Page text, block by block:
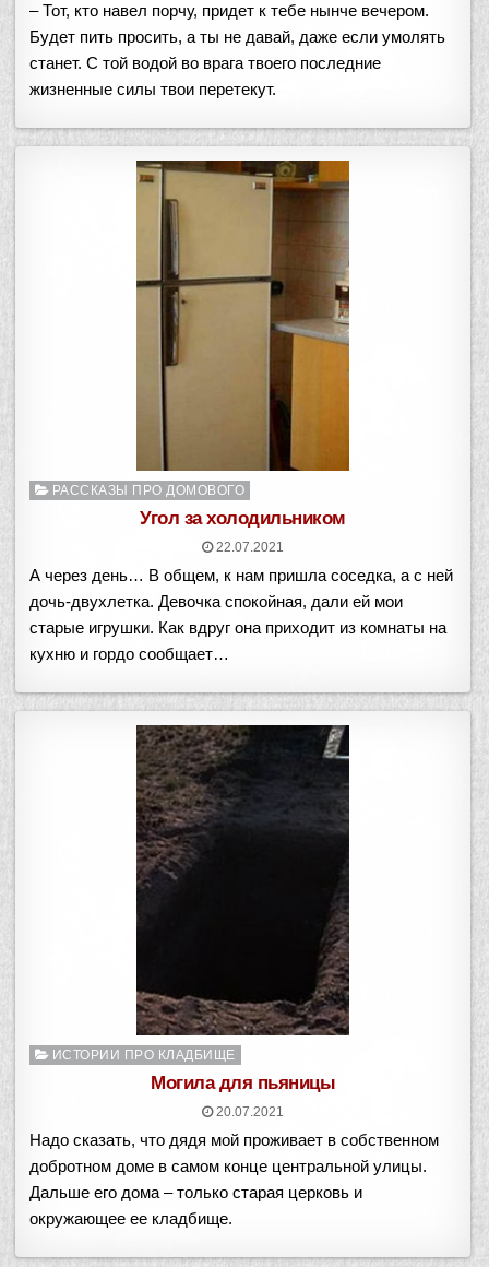
– Тот, кто навел порчу, придет к тебе нынче вечером.
Будет пить просить, а ты не давай, даже если умолять
станет. С той водой во врага твоего последние
жизненные силы твои перетекут.
Опубликовано
РАССКАЗЫ ПРО ДОМОВОГО
Угол за холодильником
22.07.2021
А через день… В общем, к нам пришла соседка, а с ней
дочь-двухлетка. Девочка спокойная, дали ей мои
старые игрушки. Как вдруг она приходит из комнаты на
кухню и гордо сообщает…
Опубликовано
ИСТОРИИ ПРО КЛАДБИЩЕ
Могила для пьяницы
20.07.2021
Надо сказать, что дядя мой проживает в собственном
добротном доме в самом конце центральной улицы.
Дальше его дома – только старая церковь и
окружающее ее кладбище.